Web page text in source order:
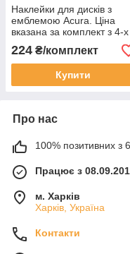
Наклейки для дисків з
емблемою Acura. Ціна
вказана за комплект з 4-х
штук
224 ₴/комплект
Купити
Про нас
100% позитивних з
Працює з
м. Харків
Харків, Україна
Контакти